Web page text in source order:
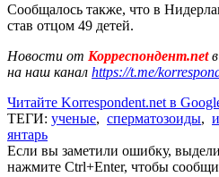
Сообщалось также, что в
став отцом 49 детей.
Новости от Корреспондент.net
на наш канал https://t.me/
Читайте Korrespondent.net в
ТЕГИ: ученые, сперматозоиды,
янтарь
Если вы заметили ошибку,
нажмите Ctrl+Enter, чтобы